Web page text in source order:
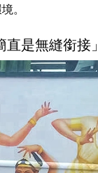
。
直是無縫銜接」